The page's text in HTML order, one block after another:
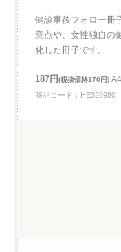
健診事後フォロー冊
意点や、女性独自の
化した冊子です。
187円(税抜価格170円)
商品コード：HE320980